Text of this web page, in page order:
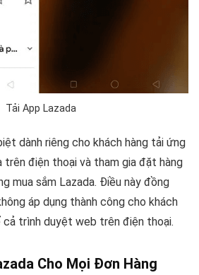
Tải App Lazada
dành riêng cho khách hàng tải ứng
trên điện thoại và tham gia đặt hàng
mua sắm Lazada. Điều này đồng
áp dụng thành công cho khách
trình duyệt web trên điện thoại.
Cho Mọi Đơn Hàng